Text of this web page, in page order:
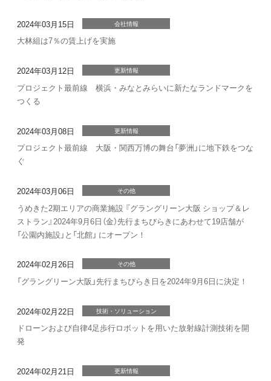
2024年03月15日 会社情報
大林組は7％の賃上げを実施
2024年03月12日 更新情報
プロジェクト最前線 横浜・みなとみらいに新たなランドマークを
つくる
2024年03月08日 更新情報
プロジェクト最前線 大阪・関西万博の舞台「夢洲」に地下鉄をつな
ぐ
2024年03月06日 その他
うめきた2期エリアの商業施設 『グラングリーン大阪 ショップ＆レ
ストラン』2024年9月6日（金）先行まちびらきにあわせて19店舗が
「公園内施設」と「北館」 にオープン！
2024年02月26日 その他
「グラングリーン大阪」先行まちびらき日を2024年9月6日に決定！
2024年02月22日 技術・ソリューション
ドローンおよび自律4足歩行ロボットを用いた放射線計測技術を開
発
2024年02月21日 更新情報